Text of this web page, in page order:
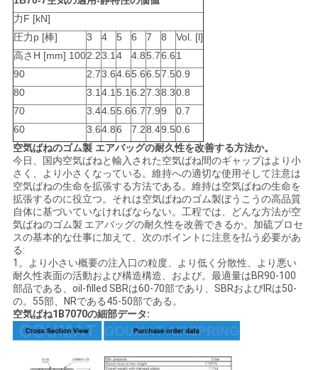
地
図
PRIVACY
POLICY
力F [kN]
圧力p [棒]
3 4 5 6 7 8
Vol. [l]
高さH [mm] 1002.23.14 4.85.76.61
90
2.73.64.65.66.57.50.9
80
3.14.15.16.27.38.30.8
70
3.44.55.66.77.99
0.7
60
3.64.86 7.28.49.50.6
空気ばねのゴム製 エアバッグの耐久性を改善する方法か。
今日、国内空気ばねと輸入された空気ばね間のギャップはより小
さく、より小さくなっている。維持への適切な使用そして注意は
空気ばねの生命を拡張する方法である。維持は空気ばねの生命を
拡張するのに役立つ。それは空気ばねのゴム製ぼうこうの高品質
自体に基づいていなければならない。工程では、どんな方法が空
気ばねのゴム製 エアバッグの耐久性を改善できるか。加硫プロセ
スの基本的な仕事に加えて、次のポイントに注意を払う必要があ
る:
1。より小さい概要の注入口の粒度、より低く分散性、より悪い
耐久性表面の活動および構造構造、および。最適量はBR90-100
部品である、oil-filled SBRは60-70部であり、SBRおよびIRは50-
の。55部、NRである45-50部である。
空気ばね1B7070の細部データ: